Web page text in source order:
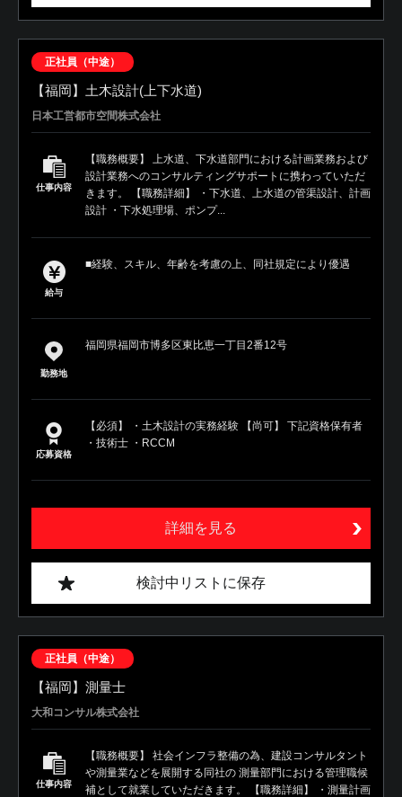
正社員（中途）
【福岡】土木設計(上下水道)
日本工営都市空間株式会社
仕事内容
【職務概要】 上水道、下水道部門における計画業務および
設計業務へのコンサルティングサポートに携わっていただ
きます。 【職務詳細】 ・下水道、上水道の管渠設計、計画
設計 ・下水処理場、ポンプ...
給与
■経験、スキル、年齢を考慮の上、同社規定により優遇
勤務地
福岡県福岡市博多区東比恵一丁目2番12号
応募資格
【必須】 ・土木設計の実務経験 【尚可】 下記資格保有者
・技術士 ・RCCM
詳細を見る
検討中リストに保存
正社員（中途）
【福岡】測量士
大和コンサル株式会社
仕事内容
【職務概要】 社会インフラ整備の為、建設コンサルタント
や測量業などを展開する同社の 測量部門における管理職候
補として就業していただきます。 【職務詳細】 ・測量計画